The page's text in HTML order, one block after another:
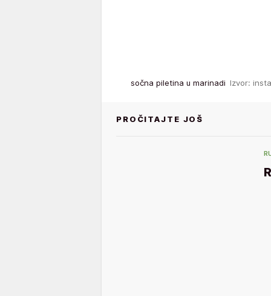
sočna piletina u marinadi Izvor:
PROČITAJTE JOŠ